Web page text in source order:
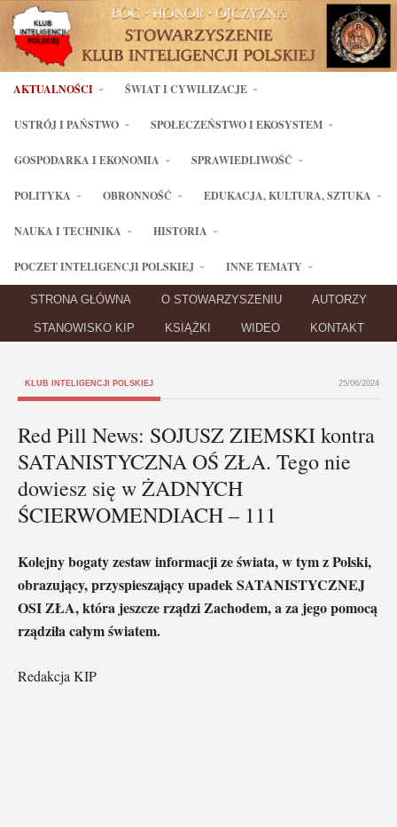
AKTUALNOŚCI ŚWIAT I CYWILIZACJE
USTRÓJ I PAŃSTWO SPOŁECZEŃSTWO I EKOSYSTEM
GOSPODARKA I EKONOMIA SPRAWIEDLIWOŚĆ
POLITYKA OBRONNOŚĆ EDUKACJA, KULTURA, SZTUKA
NAUKA I TECHNIKA HISTORIA
POCZET INTELIGENCJI POLSKIEJ INNE TEMATY
STRONA GŁÓWNA O STOWARZYSZENIU AUTORZY
STANOWISKO KIP KSIĄŻKI WIDEO KONTAKT
KLUB INTELIGENCJI POLSKIEJ 25/06/2024
Red Pill News: SOJUSZ ZIEMSKI kontra
SATANISTYCZNA OŚ ZŁA. Tego nie
dowiesz się w ŻADNYCH
ŚCIERWOMENDIACH – 111
Kolejny bogaty zestaw informacji ze świata, w tym z Polski,
obrazujący, przyspieszający upadek SATANISTYCZNEJ
OSI ZŁA, która jeszcze rządzi Zachodem, a za jego pomocą
rządziła całym światem.
Redakcja KIP